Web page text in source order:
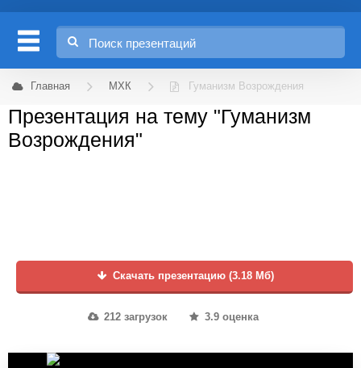
Главная МХК Гуманизм Возрождения
Презентация на тему "Гуманизм
Возрождения"
Скачать презентацию (3.18 Мб)
212 загрузок 3.9 оценка